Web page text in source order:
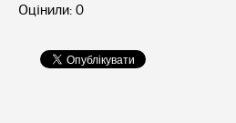
Оцінили: 0